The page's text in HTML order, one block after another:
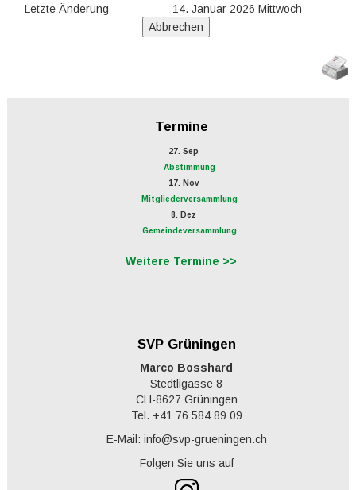
Letzte Änderung
14. Januar 2026 Mittwoch
Termine
27. Sep
Abstimmung
17. Nov
Mitgliederversammlung
8. Dez
Gemeindeversammlung
Weitere Termine >>
SVP Grüningen
Marco Bosshard
Stedtligasse 8
CH-8627 Grüningen
Tel. +41 76 584 89 09
E-Mail: info@svp-grueningen.ch
Folgen Sie uns auf